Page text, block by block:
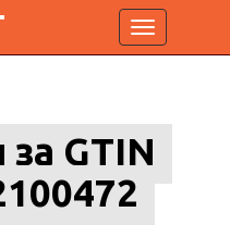
Toggle
navigation
GTIN